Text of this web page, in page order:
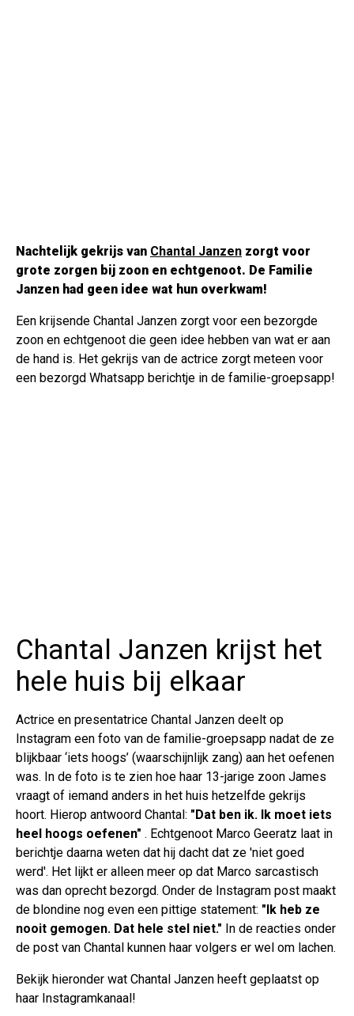
Nachtelijk gekrijs van Chantal Janzen zorgt voor
grote zorgen bij zoon en echtgenoot. De Familie
Janzen had geen idee wat hun overkwam!
Een krijsende Chantal Janzen zorgt voor een bezorgde
zoon en echtgenoot die geen idee hebben van wat er aan
de hand is. Het gekrijs van de actrice zorgt meteen voor
een bezorgd Whatsapp berichtje in de familie-groepsapp!
Chantal Janzen krijst het
hele huis bij elkaar
Actrice en presentatrice Chantal Janzen deelt op
Instagram een foto van de familie-groepsapp nadat de ze
blijkbaar ‘iets hoogs’ (waarschijnlijk zang) aan het oefenen
was. In de foto is te zien hoe haar 13-jarige zoon James
vraagt of iemand anders in het huis hetzelfde gekrijs
hoort. Hierop antwoord Chantal: "Dat ben ik. Ik moet iets
heel hoogs oefenen" . Echtgenoot Marco Geeratz laat in
berichtje daarna weten dat hij dacht dat ze 'niet goed
werd'. Het lijkt er alleen meer op dat Marco sarcastisch
was dan oprecht bezorgd. Onder de Instagram post maakt
de blondine nog even een pittige statement: "Ik heb ze
nooit gemogen. Dat hele stel niet." In de reacties onder
de post van Chantal kunnen haar volgers er wel om lachen.
Bekijk hieronder wat Chantal Janzen heeft geplaatst op
haar Instagramkanaal!